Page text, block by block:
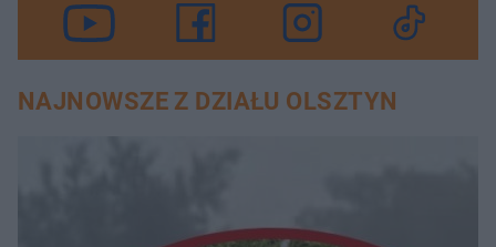
NAJNOWSZE Z DZIAŁU OLSZTYN